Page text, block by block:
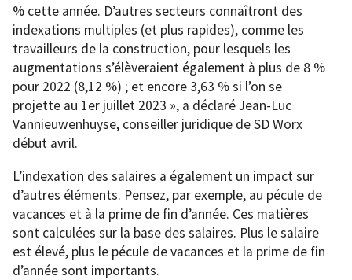
% cette année. D’autres secteurs connaîtront des
indexations multiples (et plus rapides), comme les
travailleurs de la construction, pour lesquels les
augmentations s’élèveraient également à plus de 8 %
pour 2022 (8,12 %) ; et encore 3,63 % si l’on se
projette au 1er juillet 2023 », a déclaré Jean-Luc
Vannieuwenhuyse, conseiller juridique de SD Worx
début avril.
L’indexation des salaires a également un impact sur
d’autres éléments. Pensez, par exemple, au pécule de
vacances et à la prime de fin d’année. Ces matières
sont calculées sur la base des salaires. Plus le salaire
est élevé, plus le pécule de vacances et la prime de fin
d’année sont importants.